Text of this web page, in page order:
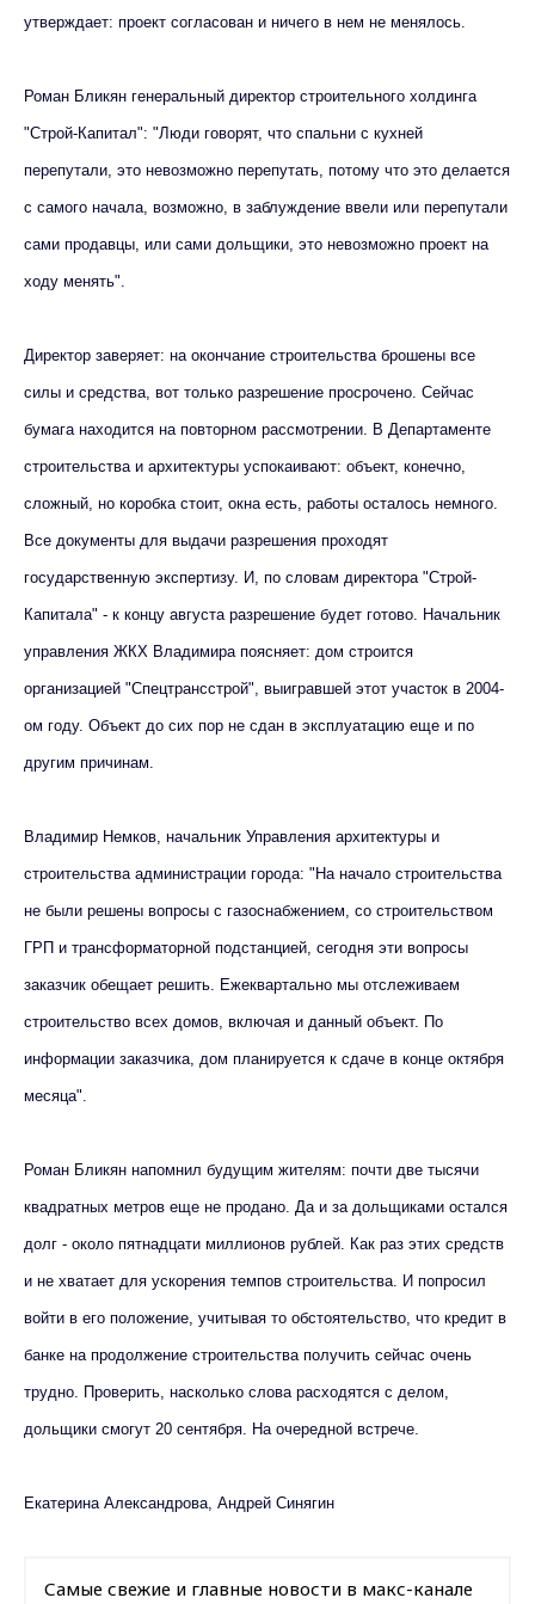
утверждает: проект согласован и ничего в нем не менялось.
Роман Бликян генеральный директор строительного холдинга
"Строй-Капитал": "Люди говорят, что спальни с кухней
перепутали, это невозможно перепутать, потому что это делается
с самого начала, возможно, в заблуждение ввели или перепутали
сами продавцы, или сами дольщики, это невозможно проект на
ходу менять".
Директор заверяет: на окончание строительства брошены все
силы и средства, вот только разрешение просрочено. Сейчас
бумага находится на повторном рассмотрении. В Департаменте
строительства и архитектуры успокаивают: объект, конечно,
сложный, но коробка стоит, окна есть, работы осталось немного.
Все документы для выдачи разрешения проходят
государственную экспертизу. И, по словам директора "Строй-
Капитала" - к концу августа разрешение будет готово. Начальник
управления ЖКХ Владимира поясняет: дом строится
организацией "Спецтрансстрой", выигравшей этот участок в 2004-
ом году. Объект до сих пор не сдан в эксплуатацию еще и по
другим причинам.
Владимир Немков, начальник Управления архитектуры и
строительства администрации города: "На начало строительства
не были решены вопросы с газоснабжением, со строительством
ГРП и трансформаторной подстанцией, сегодня эти вопросы
заказчик обещает решить. Ежеквартально мы отслеживаем
строительство всех домов, включая и данный объект. По
информации заказчика, дом планируется к сдаче в конце октября
месяца".
Роман Бликян напомнил будущим жителям: почти две тысячи
квадратных метров еще не продано. Да и за дольщиками остался
долг - около пятнадцати миллионов рублей. Как раз этих средств
и не хватает для ускорения темпов строительства. И попросил
войти в его положение, учитывая то обстоятельство, что кредит в
банке на продолжение строительства получить сейчас очень
трудно. Проверить, насколько слова расходятся с делом,
дольщики смогут 20 сентября. На очередной встрече.
Екатерина Александрова, Андрей Синягин
Самые свежие и главные новости в макс-канале